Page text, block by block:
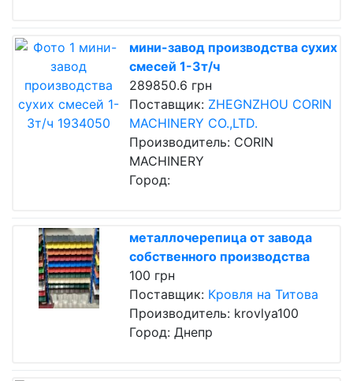
мини-завод производства сухих
смесей 1-3т/ч
289850.6 грн
Поставщик: ZHEGNZHOU CORIN
MACHINERY CO.,LTD.
Производитель: CORIN
MACHINERY
Город:
металлочерепица от завода
собственного производства
100 грн
Поставщик: Кровля на Титова
Производитель: krovlуа100
Город: Днепр